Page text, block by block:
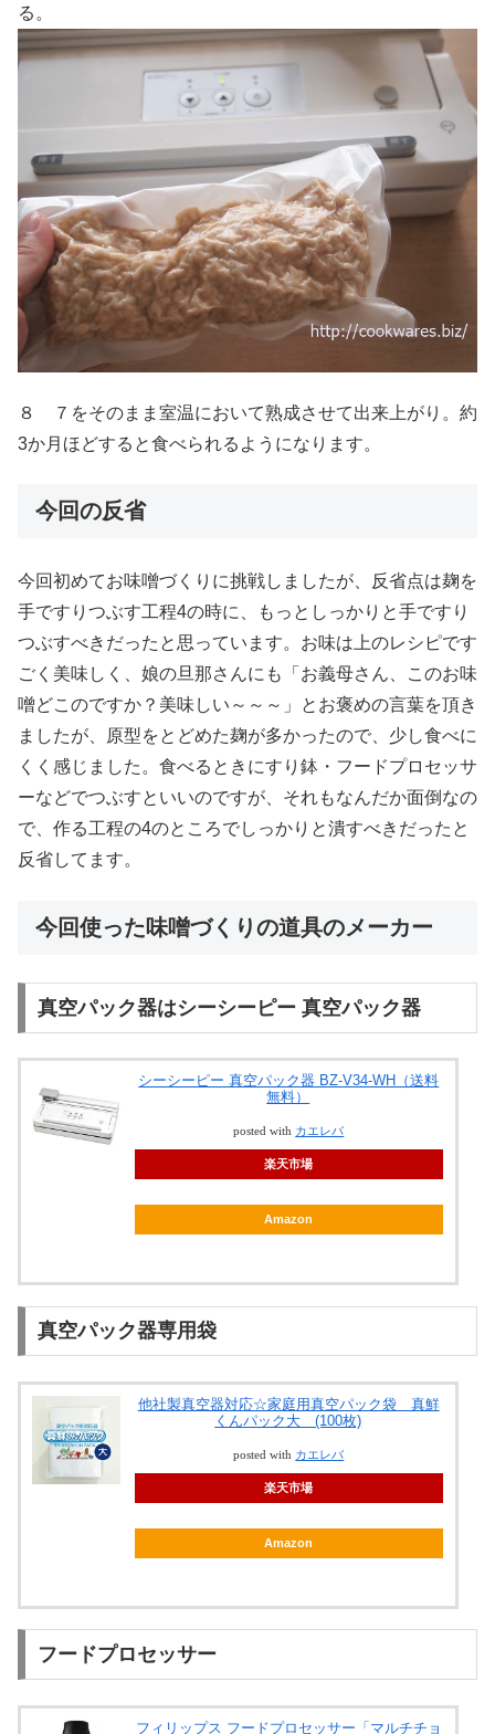
る。
８ ７をそのまま室温において熟成させて出来上がり。約
3か月ほどすると食べられるようになります。
今回の反省
今回初めてお味噌づくりに挑戦しましたが、反省点は麹を
手ですりつぶす工程4の時に、もっとしっかりと手ですり
つぶすべきだったと思っています。お味は上のレシピです
ごく美味しく、娘の旦那さんにも「お義母さん、このお味
噌どこのですか？美味しい～～～」とお褒めの言葉を頂き
ましたが、原型をとどめた麹が多かったので、少し食べに
くく感じました。食べるときにすり鉢・フードプロセッサ
ーなどでつぶすといいのですが、それもなんだか面倒なの
で、作る工程の4のところでしっかりと潰すべきだったと
反省してます。
今回使った味噌づくりの道具のメーカー
真空パック器はシーシーピー 真空パック器
シーシーピー 真空パック器 BZ‐V34‐WH（送料
無料）
posted with カエレバ
楽天市場
Amazon
真空パック器専用袋
他社製真空器対応☆家庭用真空パック袋 真鮮
くんパック大 (100枚)
posted with カエレバ
楽天市場
Amazon
フードプロセッサー
フィリップス フードプロセッサー「マルチチョ